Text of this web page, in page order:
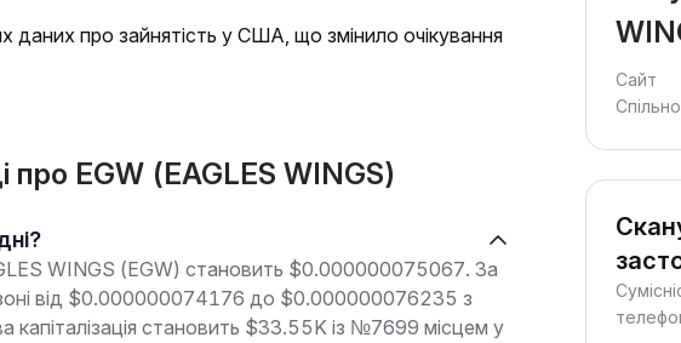
даних про зайнятість у США, що змінило очікування
про EGW (EAGLES WINGS)
WINGS (EGW) становить $0.000000075067. За
від $0.000000074176 до $0.000000076235 з
становить $33.55K із №7699 місцем у
Сайт